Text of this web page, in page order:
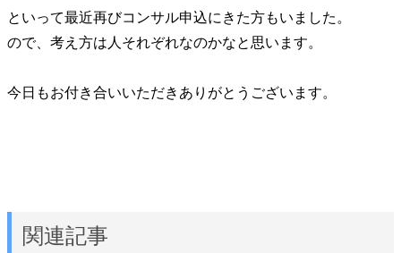
といって最近再びコンサル申込にきた方もいました。
ので、考え方は人それぞれなのかなと思います。
今日もお付き合いいただきありがとうございます。
関連記事